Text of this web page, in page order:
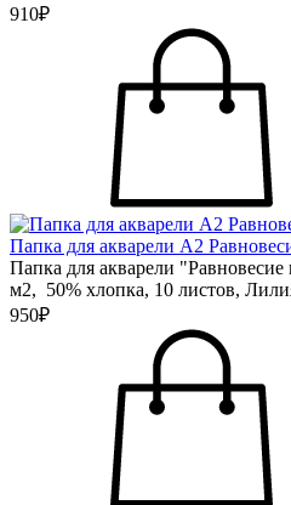
910₽
Папка для акварели А2
Папка для акварели
м2, 50% хлопка, 10 листов,
950₽